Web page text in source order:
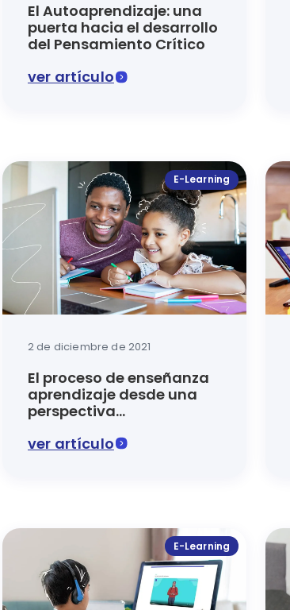
El Autoaprendizaje: una
puerta hacia el desarrollo
del Pensamiento Crítico
ver artículo
E-Learning
2 de diciembre de 2021
El proceso de enseñanza
aprendizaje desde una
perspectiva
ver artículo
E-Learning